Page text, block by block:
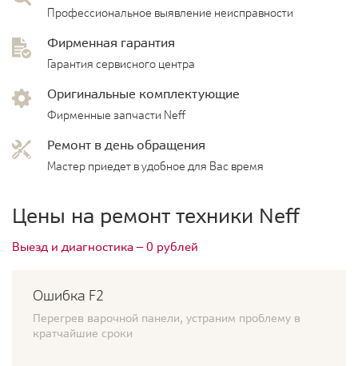
Профессиональное выявление неисправности
Фирменная гарантия
Гарантия сервисного центра
Оригинальные комплектующие
Фирменные запчасти Neff
Ремонт в день обращения
Мастер приедет в удобное для Вас время
Цены на ремонт техники Neff
Выезд и диагностика — 0 рублей
Ошибка F2
Перегрев варочной панели, устраним проблему в
кратчайшие сроки